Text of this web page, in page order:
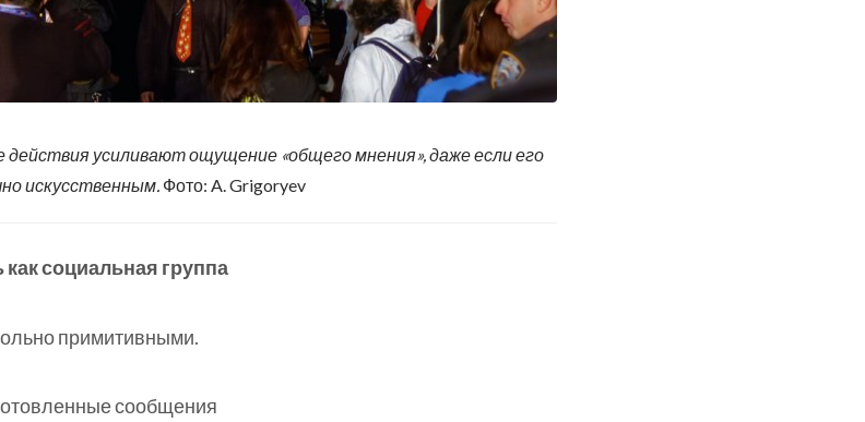
усиливают ощущение «общего мнения», даже если его
искусственным. Фото: A. Grigoryev
социальная группа
примитивными.
сообщения